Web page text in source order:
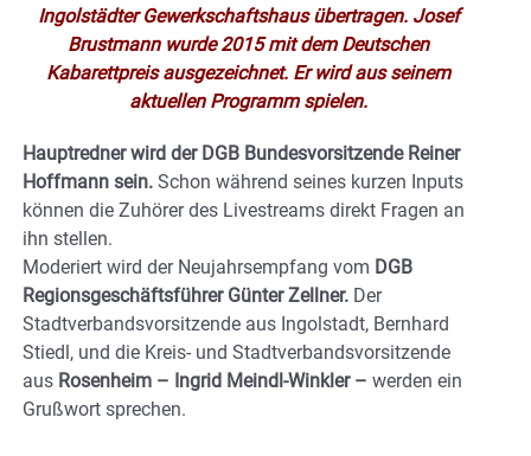
Ingolstädter Gewerkschaftshaus übertragen. Josef
Brustmann wurde 2015 mit dem Deutschen
Kabarettpreis ausgezeichnet. Er wird aus seinem
aktuellen Programm spielen.
Hauptredner wird der DGB Bundesvorsitzende Reiner
Hoffmann sein. Schon während seines kurzen Inputs
können die Zuhörer des Livestreams direkt Fragen an
ihn stellen.
Moderiert wird der Neujahrsempfang vom DGB
Regionsgeschäftsführer Günter Zellner. Der
Stadtverbandsvorsitzende aus Ingolstadt, Bernhard
Stiedl, und die Kreis- und Stadtverbandsvorsitzende
aus Rosenheim – Ingrid Meindl-Winkler – werden ein
Grußwort sprechen.